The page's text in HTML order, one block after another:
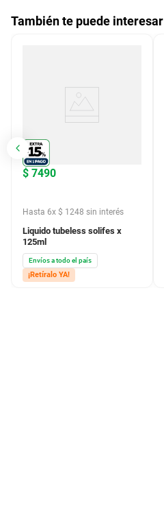
También te puede interesar
$ 7490
Hasta 6x $ 1248 sin interés
Liquido tubeless solifes x
125ml
Envíos a todo el país
¡Retíralo YA!